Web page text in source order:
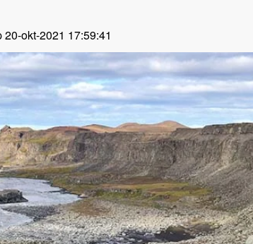
20-okt-2021 17:59:41